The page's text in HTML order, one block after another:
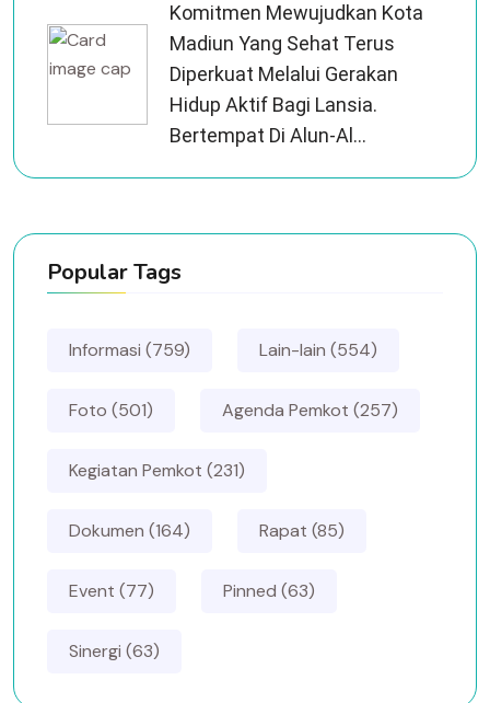
Komitmen Mewujudkan Kota
Madiun Yang Sehat Terus
Diperkuat Melalui Gerakan
Hidup Aktif Bagi Lansia.
Bertempat Di Alun-Al...
Popular Tags
Informasi (759) Lain-lain (554)
Foto (501) Agenda Pemkot (257)
Kegiatan Pemkot (231)
Dokumen (164) Rapat (85)
Event (77) Pinned (63)
Sinergi (63)